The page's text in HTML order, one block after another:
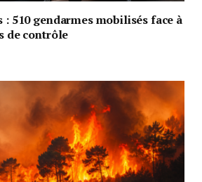
: 510 gendarmes mobilisés face à
de contrôle